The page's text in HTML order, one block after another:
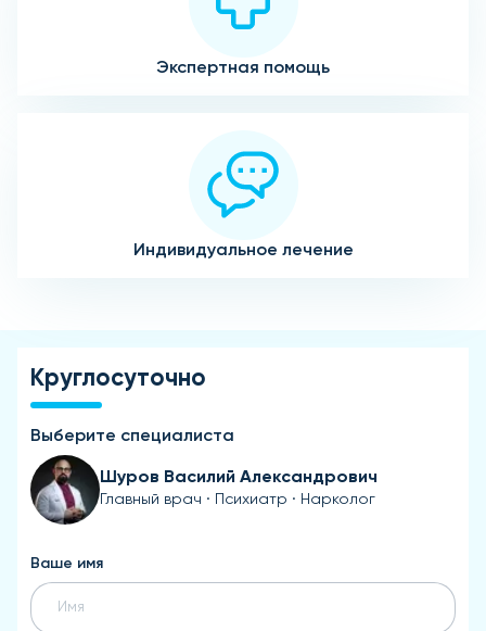
Экспертная помощь
Индивидуальное лечение
Круглосуточно
Выберите специалиста
Шуров Василий Александрович
Главный врач · Психиатр · Нарколог
Ваше имя